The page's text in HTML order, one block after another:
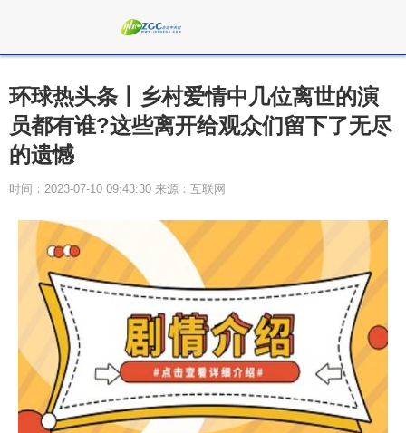
环球热头条丨乡村爱情中几位离世的演
员都有谁?这些离开给观众们留下了无尽
的遗憾
时间：2023-07-10 09:43:30 来源：互联网